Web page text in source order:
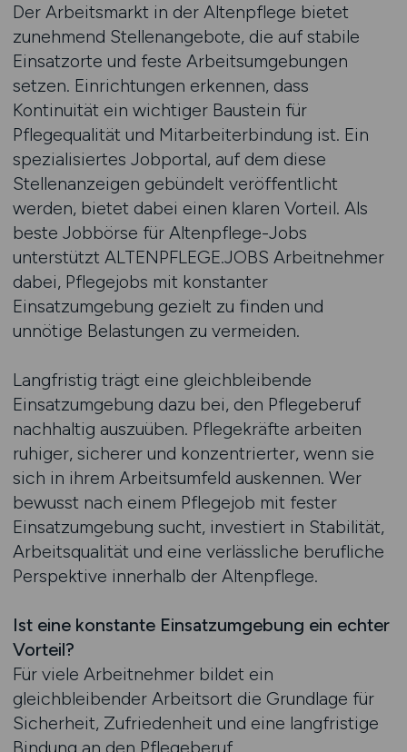
Der Arbeitsmarkt in der Altenpflege bietet
zunehmend Stellenangebote, die auf stabile
Einsatzorte und feste Arbeitsumgebungen
setzen. Einrichtungen erkennen, dass
Kontinuität ein wichtiger Baustein für
Pflegequalität und Mitarbeiterbindung ist. Ein
spezialisiertes Jobportal, auf dem diese
Stellenanzeigen gebündelt veröffentlicht
werden, bietet dabei einen klaren Vorteil. Als
beste Jobbörse für Altenpflege-Jobs
unterstützt ALTENPFLEGE.JOBS Arbeitnehmer
dabei, Pflegejobs mit konstanter
Einsatzumgebung gezielt zu finden und
unnötige Belastungen zu vermeiden.
Langfristig trägt eine gleichbleibende
Einsatzumgebung dazu bei, den Pflegeberuf
nachhaltig auszuüben. Pflegekräfte arbeiten
ruhiger, sicherer und konzentrierter, wenn sie
sich in ihrem Arbeitsumfeld auskennen. Wer
bewusst nach einem Pflegejob mit fester
Einsatzumgebung sucht, investiert in Stabilität,
Arbeitsqualität und eine verlässliche berufliche
Perspektive innerhalb der Altenpflege.
Ist eine konstante Einsatzumgebung ein echter
Vorteil?
Für viele Arbeitnehmer bildet ein
gleichbleibender Arbeitsort die Grundlage für
Sicherheit, Zufriedenheit und eine langfristige
Bindung an den Pflegeberuf.